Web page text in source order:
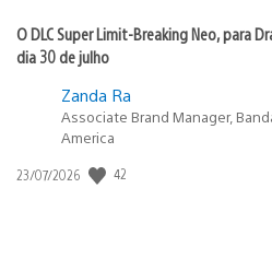
O DLC Super Limit-Breaking Neo, para
dia 30 de julho
Zanda Ra
Associate Brand Manager,
America
Data
23/07/2026 42